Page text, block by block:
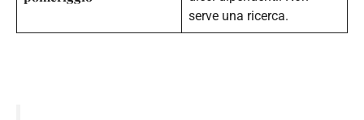
serve una ricerca.